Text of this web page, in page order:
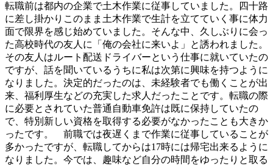
転職前は都内の企業で土木作業に従事していました。四十路
に差し掛かりこのまま土木作業で生計を立てていく事に体力
面で限界を感じ始めていました。そんな中、久しぶりに会っ
た高校時代の友人に「俺の会社に来いよ」と誘われました。
その友人はルート配送ドライバーという仕事に就いていたの
ですが、話を聞いているうちに私は次第に興味を持つように
なりました。決定的だったのは、未経験者でも働くことが出
来、福利厚生などの充実した求人だったことです。転職の際
に必要とされていた普通自動車免許は既に保持していたの
で、特別新しい資格を取得する必要がなかったことも大きか
ったです。 前職では夜遅くまで作業に従事していることが
多かったですが、転職してからは17時には帰宅出来るように
なりました。今では、趣味など自分の時間をゆったりと取る